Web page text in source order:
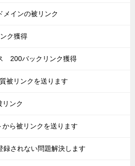
メインの被リンク
ク獲得
200バックリンク獲得
被リンクを送ります
リンク
ら被リンクを送ります
録されない問題解決します